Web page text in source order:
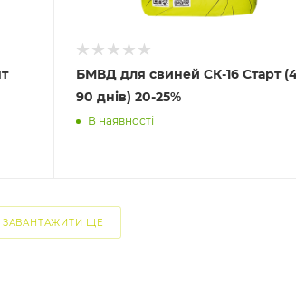
БМВД для свиней СК-16 Старт
90 днів) 20-25%
В наявності
ЗАВАНТАЖИТИ ЩЕ